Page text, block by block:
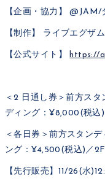
【企画・協力】 @JAM/
【制作】 ライブエグザム
【公式サイト】https://
＜2 日通し券＞前方ス
ディング：¥8,000(税込)
＜各日券＞前方スタン
ング：¥4,500(税込)／
【先行販売】11/26(水